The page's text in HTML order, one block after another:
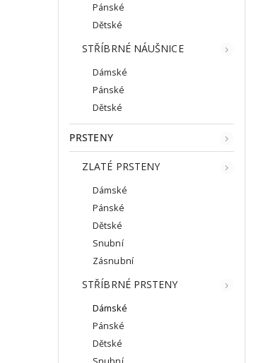
Pánské
Dětské
STŘÍBRNÉ NÁUŠNICE
Dámské
Pánské
Dětské
PRSTENY
ZLATÉ PRSTENY
Dámské
Pánské
Dětské
Snubní
Zásnubní
STŘÍBRNÉ PRSTENY
Dámské
Pánské
Dětské